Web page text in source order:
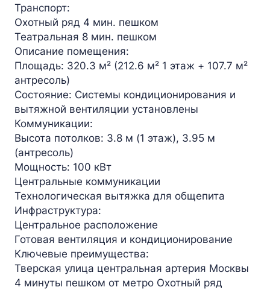
Транспорт:
Охотный ряд 4 мин. пешком
Театральная 8 мин. пешком
Описание помещения:
Площадь: 320.3 м² (212.6 м² 1 этаж + 107.7 м²
антресоль)
Состояние: Системы кондиционирования и
вытяжной вентиляции установлены
Коммуникации:
Высота потолков: 3.8 м (1 этаж), 3.95 м
(антресоль)
Мощность: 100 кВт
Центральные коммуникации
Технологическая вытяжка для общепита
Инфраструктура:
Центральное расположение
Готовая вентиляция и кондиционирование
Ключевые преимущества:
Тверская улица центральная артерия Москвы
4 минуты пешком от метро Охотный ряд